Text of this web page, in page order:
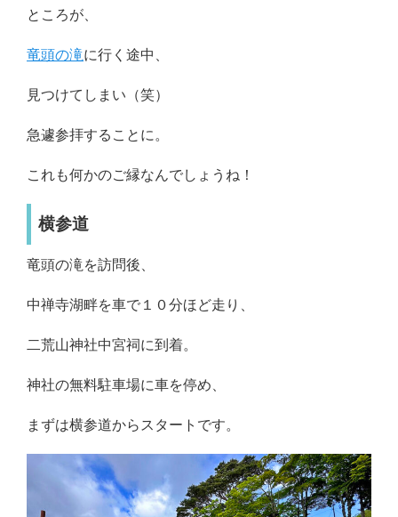
ところが、
竜頭の滝に行く途中、
見つけてしまい（笑）
急遽参拝することに。
これも何かのご縁なんでしょうね！
横参道
竜頭の滝を訪問後、
中禅寺湖畔を車で１０分ほど走り、
二荒山神社中宮祠に到着。
神社の無料駐車場に車を停め、
まずは横参道からスタートです。